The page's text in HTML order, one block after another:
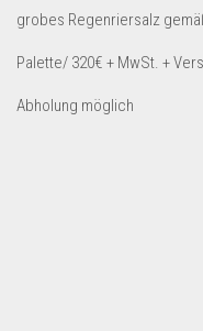
Schuhe & Accessoires
Wohnen & Einrichten
grobes Regenriersalz
Palette/ 320€ + MwSt. +
Abholung möglich